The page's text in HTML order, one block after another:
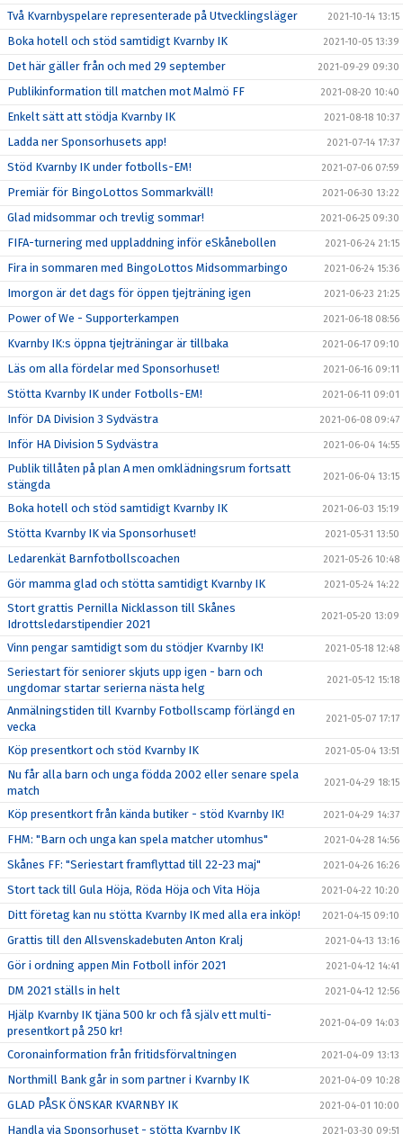
Två Kvarnbyspelare representerade på Utvecklingsläger 2021-10-14 13:15
Boka hotell och stöd samtidigt Kvarnby IK 2021-10-05 13:39
Det här gäller från och med 29 september 2021-09-29 09:30
Publikinformation till matchen mot Malmö FF 2021-08-20 10:40
Enkelt sätt att stödja Kvarnby IK 2021-08-18 10:37
Ladda ner Sponsorhusets app! 2021-07-14 17:37
Stöd Kvarnby IK under fotbolls-EM! 2021-07-06 07:59
Premiär för BingoLottos Sommarkväll! 2021-06-30 13:22
Glad midsommar och trevlig sommar! 2021-06-25 09:30
FIFA-turnering med uppladdning inför eSkånebollen 2021-06-24 21:15
Fira in sommaren med BingoLottos Midsommarbingo 2021-06-24 15:36
Imorgon är det dags för öppen tjejträning igen 2021-06-23 21:25
Power of We - Supporterkampen 2021-06-18 08:56
Kvarnby IK:s öppna tjejträningar är tillbaka 2021-06-17 09:10
Läs om alla fördelar med Sponsorhuset! 2021-06-16 09:11
Stötta Kvarnby IK under Fotbolls-EM! 2021-06-11 09:01
Inför DA Division 3 Sydvästra 2021-06-08 09:47
Inför HA Division 5 Sydvästra 2021-06-04 14:55
Publik tillåten på plan A men omklädningsrum fortsatt
stängda
2021-06-04 13:15
Boka hotell och stöd samtidigt Kvarnby IK 2021-06-03 15:19
Stötta Kvarnby IK via Sponsorhuset! 2021-05-31 13:50
Ledarenkät Barnfotbollscoachen 2021-05-26 10:48
Gör mamma glad och stötta samtidigt Kvarnby IK 2021-05-24 14:22
Stort grattis Pernilla Nicklasson till Skånes
Idrottsledarstipendier 2021
2021-05-20 13:09
Vinn pengar samtidigt som du stödjer Kvarnby IK! 2021-05-18 12:48
Seriestart för seniorer skjuts upp igen - barn och
ungdomar startar serierna nästa helg
2021-05-12 15:18
Anmälningstiden till Kvarnby Fotbollscamp förlängd en
vecka
2021-05-07 17:17
Köp presentkort och stöd Kvarnby IK 2021-05-04 13:51
Nu får alla barn och unga födda 2002 eller senare spela
match
2021-04-29 18:15
Köp presentkort från kända butiker - stöd Kvarnby IK! 2021-04-29 14:37
FHM: "Barn och unga kan spela matcher utomhus" 2021-04-28 14:56
Skånes FF: "Seriestart framflyttad till 22-23 maj" 2021-04-26 16:26
Stort tack till Gula Höja, Röda Höja och Vita Höja 2021-04-22 10:20
Ditt företag kan nu stötta Kvarnby IK med alla era inköp! 2021-04-15 09:10
Grattis till den Allsvenskadebuten Anton Kralj 2021-04-13 13:16
Gör i ordning appen Min Fotboll inför 2021 2021-04-12 14:41
DM 2021 ställs in helt 2021-04-12 12:56
Hjälp Kvarnby IK tjäna 500 kr och få själv ett multi-
presentkort på 250 kr!
2021-04-09 14:03
Coronainformation från fritidsförvaltningen 2021-04-09 13:13
Northmill Bank går in som partner i Kvarnby IK 2021-04-09 10:28
GLAD PÅSK ÖNSKAR KVARNBY IK 2021-04-01 10:00
Handla via Sponsorhuset - stötta Kvarnby IK 2021-03-30 09:51